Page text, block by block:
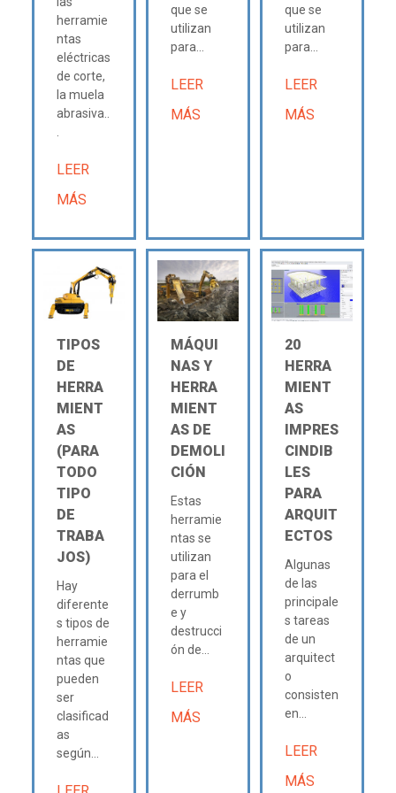
herramie
ntas
eléctricas
de corte,
la muela
abrasiva..
LEER
MÁS
que se
utilizan
para...
LEER
MÁS
que se
utilizan
para...
LEER
MÁS
TIPOS
DE
HERRA
MIENT
AS
(PARA
TODO
TIPO
DE
TRABA
JOS)
Hay
diferente
s tipos de
herramie
ntas que
pueden
ser
clasificad
as
según...
MÁQUI
NAS Y
HERRA
MIENT
AS DE
DEMOLI
CIÓN
Estas
herramie
ntas se
utilizan
para el
derrumb
e y
destrucci
ón de...
LEER
MÁS
20
HERRA
MIENT
AS
IMPRES
CINDIB
LES
PARA
ARQUIT
ECTOS
Algunas
de las
principale
s tareas
de un
arquitect
o
consisten
en...
LEER
MÁS